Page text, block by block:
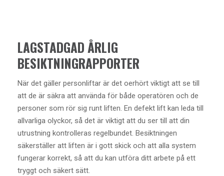
LAGSTADGAD ÅRLIG
BESIKTNINGRAPPORTER
När det gäller personliftar är det oerhört viktigt att se till
att de är säkra att använda för både operatören och de
personer som rör sig runt liften. En defekt lift kan leda till
allvarliga olyckor, så det är viktigt att du ser till att din
utrustning kontrolleras regelbundet. Besiktningen
säkerställer att liften är i gott skick och att alla system
fungerar korrekt, så att du kan utföra ditt arbete på ett
tryggt och säkert sätt.